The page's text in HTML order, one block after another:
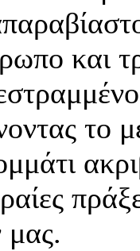
και
το
μας.